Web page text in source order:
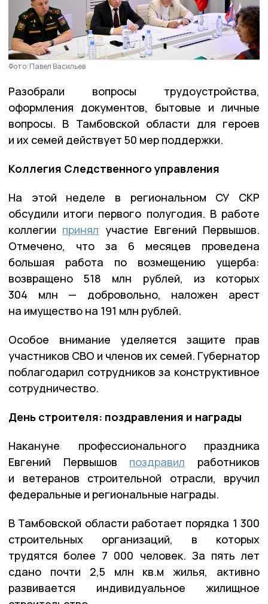
Фото: Павел Васильев
Разобрали вопросы трудоустройства,
оформления документов, бытовые и личные
вопросы. В Тамбовской области для героев
и их семей действует 50 мер поддержки.
Коллегия Следственного управления
На этой неделе в региональном СУ СКР
обсудили итоги первого полугодия. В работе
коллегии принял участие Евгений Первышов.
Отмечено, что за 6 месяцев проведена
большая работа по возмещению ущерба:
возвращено 518 млн рублей, из которых
304 млн — добровольно, наложен арест
на имущество на 191 млн рублей.
Особое внимание уделяется защите прав
участников СВО и членов их семей. Губернатор
поблагодарил сотрудников за конструктивное
сотрудничество.
День строителя: поздравления и награды
Накануне профессионального праздника
Евгений Первышов поздравил работников
и ветеранов строительной отрасли, вручил
федеральные и региональные награды.
В Тамбовской области работает порядка 1 300
строительных организаций, в которых
трудятся более 7 000 человек. За пять лет
сдано почти 2,5 млн кв.м жилья, активно
развивается индивидуальное жилищное